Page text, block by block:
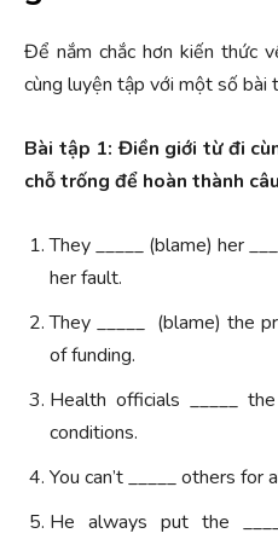
Để nắm chắc hơn kiến thức
cùng luyện tập với một số bài
Bài tập 1: Điền giới từ đi
chỗ trống để hoàn thành
They _____ (blame) her
her fault.
They _____ (blame) the
of funding.
Health officials _____
conditions.
You can’t _____ others for
He always put the